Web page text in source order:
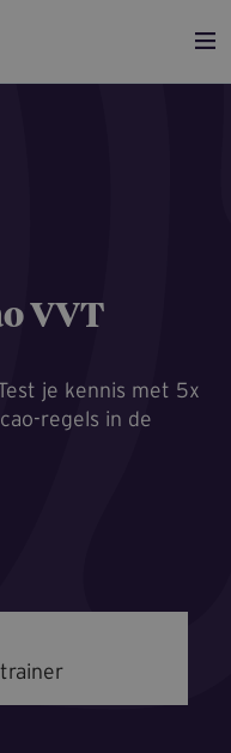
VVT
je kennis met 5x
regels in de